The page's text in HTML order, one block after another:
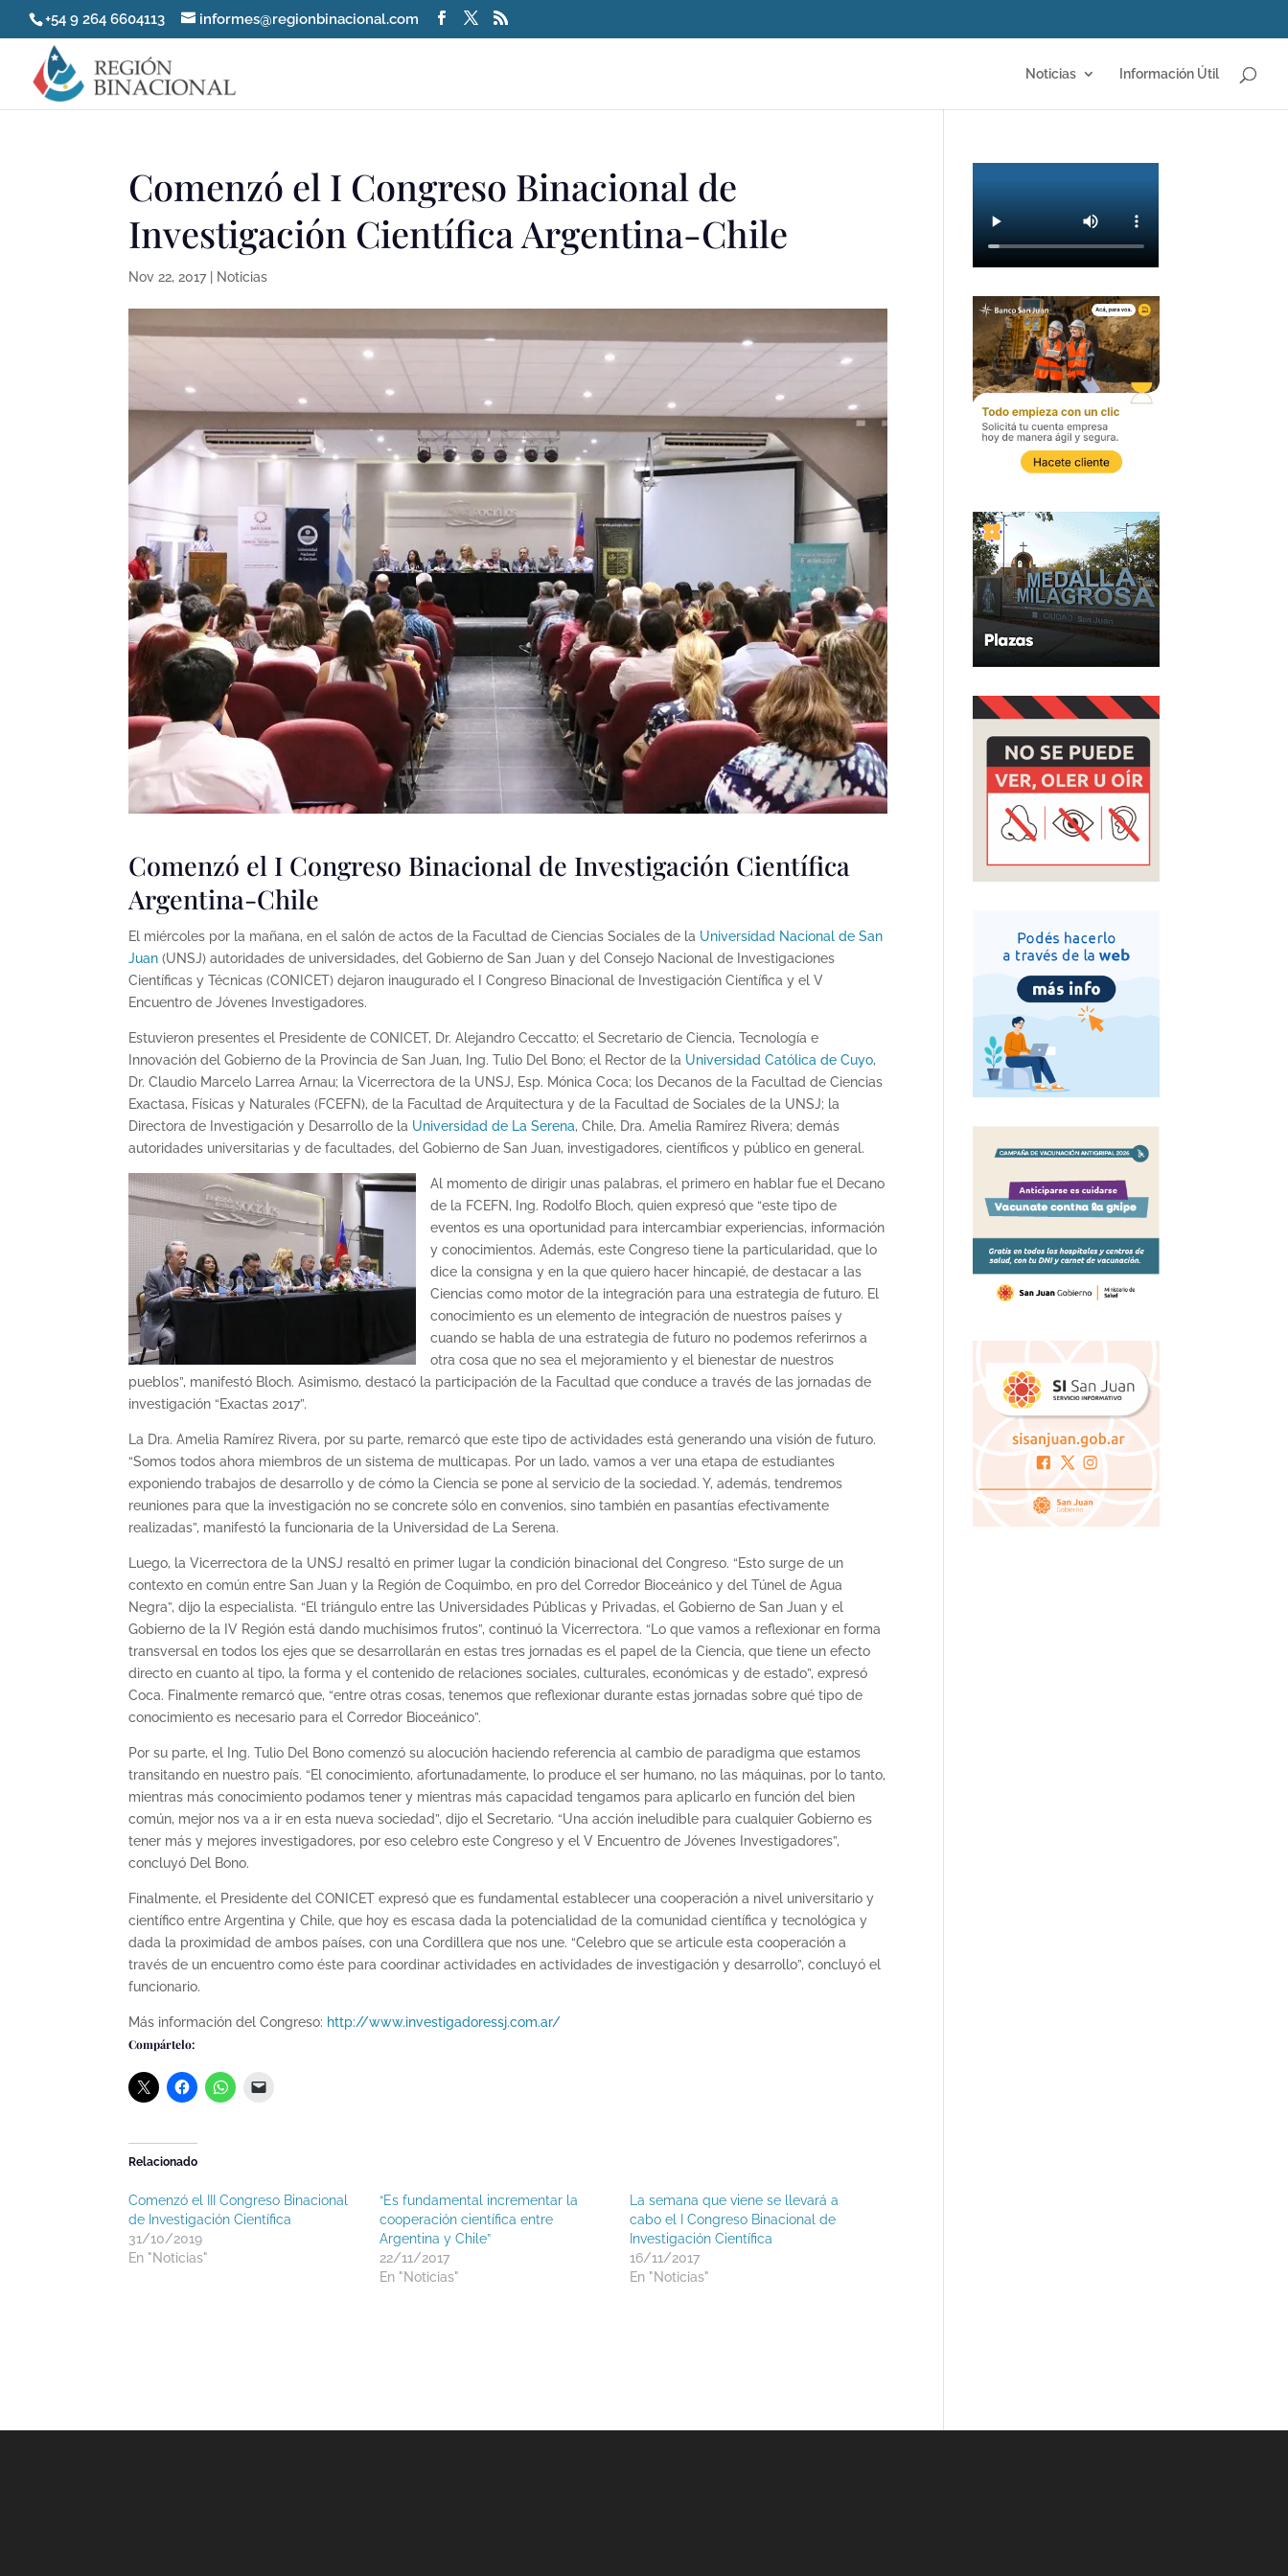
+54 9 264 6604113 informes@regionbinacional.com
Noticias Información Útil
Comenzó el I Congreso Binacional de
Investigación Científica Argentina-Chile
Nov 22, 2017| Noticias
Comenzó el I Congreso Binacional de Investigación Científica
Argentina-Chile
El miércoles por la mañana, en el salón de actos de la Facultad de Ciencias Sociales de la Universidad Nacional de San
Juan (UNSJ) autoridades de universidades, del Gobierno de San Juan y del Consejo Nacional de Investigaciones
Científicas y Técnicas (CONICET) dejaron inaugurado el I Congreso Binacional de Investigación Científica y el V
Encuentro de Jóvenes Investigadores.
Estuvieron presentes el Presidente de CONICET, Dr. Alejandro Ceccatto; el Secretario de Ciencia, Tecnología e
Innovación del Gobierno de la Provincia de San Juan, Ing. Tulio Del Bono; el Rector de la Universidad Católica de Cuyo,
Dr. Claudio Marcelo Larrea Arnau; la Vicerrectora de la UNSJ, Esp. Mónica Coca; los Decanos de la Facultad de Ciencias
Exactasa, Físicas y Naturales (FCEFN), de la Facultad de Arquitectura y de la Facultad de Sociales de la UNSJ; la
Directora de Investigación y Desarrollo de la Universidad de La Serena, Chile, Dra. Amelia Ramírez Rivera; demás
autoridades universitarias y de facultades, del Gobierno de San Juan, investigadores, científicos y público en general.
Al momento de dirigir unas palabras, el primero en hablar fue el Decano
de la FCEFN, Ing. Rodolfo Bloch, quien expresó que “este tipo de
eventos es una oportunidad para intercambiar experiencias, información
y conocimientos. Además, este Congreso tiene la particularidad, que lo
dice la consigna y en la que quiero hacer hincapié, de destacar a las
Ciencias como motor de la integración para una estrategia de futuro. El
conocimiento es un elemento de integración de nuestros países y
cuando se habla de una estrategia de futuro no podemos referirnos a
otra cosa que no sea el mejoramiento y el bienestar de nuestros
pueblos”, manifestó Bloch. Asimismo, destacó la participación de la Facultad que conduce a través de las jornadas de
investigación “Exactas 2017”.
La Dra. Amelia Ramírez Rivera, por su parte, remarcó que este tipo de actividades está generando una visión de futuro.
“Somos todos ahora miembros de un sistema de multicapas. Por un lado, vamos a ver una etapa de estudiantes
exponiendo trabajos de desarrollo y de cómo la Ciencia se pone al servicio de la sociedad. Y, además, tendremos
reuniones para que la investigación no se concrete sólo en convenios, sino también en pasantías efectivamente
realizadas”, manifestó la funcionaria de la Universidad de La Serena.
Luego, la Vicerrectora de la UNSJ resaltó en primer lugar la condición binacional del Congreso. “Esto surge de un
contexto en común entre San Juan y la Región de Coquimbo, en pro del Corredor Bioceánico y del Túnel de Agua
Negra”, dijo la especialista. “El triángulo entre las Universidades Públicas y Privadas, el Gobierno de San Juan y el
Gobierno de la IV Región está dando muchísimos frutos”, continuó la Vicerrectora. “Lo que vamos a reflexionar en forma
transversal en todos los ejes que se desarrollarán en estas tres jornadas es el papel de la Ciencia, que tiene un efecto
directo en cuanto al tipo, la forma y el contenido de relaciones sociales, culturales, económicas y de estado”, expresó
Coca. Finalmente remarcó que, “entre otras cosas, tenemos que reflexionar durante estas jornadas sobre qué tipo de
conocimiento es necesario para el Corredor Bioceánico”.
Por su parte, el Ing. Tulio Del Bono comenzó su alocución haciendo referencia al cambio de paradigma que estamos
transitando en nuestro país. “El conocimiento, afortunadamente, lo produce el ser humano, no las máquinas, por lo tanto,
mientras más conocimiento podamos tener y mientras más capacidad tengamos para aplicarlo en función del bien
común, mejor nos va a ir en esta nueva sociedad”, dijo el Secretario. “Una acción ineludible para cualquier Gobierno es
tener más y mejores investigadores, por eso celebro este Congreso y el V Encuentro de Jóvenes Investigadores”,
concluyó Del Bono.
Finalmente, el Presidente del CONICET expresó que es fundamental establecer una cooperación a nivel universitario y
científico entre Argentina y Chile, que hoy es escasa dada la potencialidad de la comunidad científica y tecnológica y
dada la proximidad de ambos países, con una Cordillera que nos une. “Celebro que se articule esta cooperación a
través de un encuentro como éste para coordinar actividades en actividades de investigación y desarrollo”, concluyó el
funcionario.
Más información del Congreso: http://www.investigadoressj.com.ar/
Compártelo:
Relacionado
Comenzó el III Congreso Binacional
de Investigación Científica
31/10/2019
En "Noticias"
“Es fundamental incrementar la
cooperación científica entre
Argentina y Chile”
22/11/2017
En "Noticias"
La semana que viene se llevará a
cabo el I Congreso Binacional de
Investigación Científica
16/11/2017
En "Noticias"